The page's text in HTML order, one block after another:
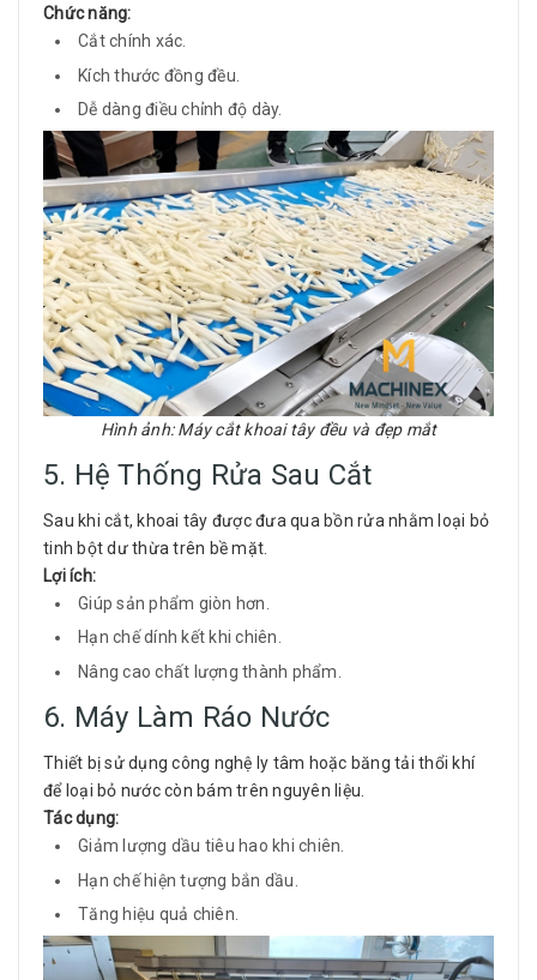
Chức năng:
Cắt chính xác.
Kích thước đồng đều.
Dễ dàng điều chỉnh độ dày.
Hình ảnh: Máy cắt khoai tây đều và đẹp mắt
5. Hệ Thống Rửa Sau Cắt
Sau khi cắt, khoai tây được đưa qua bồn rửa nhằm loại bỏ
tinh bột dư thừa trên bề mặt.
Lợi ích:
Giúp sản phẩm giòn hơn.
Hạn chế dính kết khi chiên.
Nâng cao chất lượng thành phẩm.
6. Máy Làm Ráo Nước
Thiết bị sử dụng công nghệ ly tâm hoặc băng tải thổi khí
để loại bỏ nước còn bám trên nguyên liệu.
Tác dụng:
Giảm lượng dầu tiêu hao khi chiên.
Hạn chế hiện tượng bắn dầu.
Tăng hiệu quả chiên.